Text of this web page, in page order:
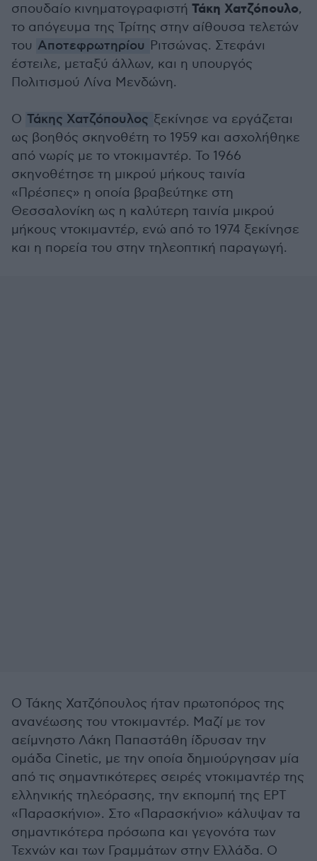
σπουδαίο κινηματογραφιστή Τάκη Χατζόπουλο,
το απόγευμα της Τρίτης στην αίθουσα τελετών
του Αποτεφρωτηρίου Ριτσώνας. Στεφάνι
έστειλε, μεταξύ άλλων, και η υπουργός
Πολιτισμού Λίνα Μενδώνη.
Ο Τάκης Χατζόπουλος ξεκίνησε να εργάζεται
ως βοηθός σκηνοθέτη το 1959 και ασχολήθηκε
από νωρίς με το ντοκιμαντέρ. Το 1966
σκηνοθέτησε τη μικρού μήκους ταινία
«Πρέσπες» η οποία βραβεύτηκε στη
Θεσσαλονίκη ως η καλύτερη ταινία μικρού
μήκους ντοκιμαντέρ, ενώ από το 1974 ξεκίνησε
και η πορεία του στην τηλεοπτική παραγωγή.
Ο Τάκης Χατζόπουλος ήταν πρωτοπόρος της
ανανέωσης του ντοκιμαντέρ. Μαζί με τον
αείμνηστο Λάκη Παπαστάθη ίδρυσαν την
ομάδα Cinetic, με την οποία δημιούργησαν μία
από τις σημαντικότερες σειρές ντοκιμαντέρ της
ελληνικής τηλεόρασης, την εκπομπή της ΕΡΤ
«Παρασκήνιο». Στο «Παρασκήνιο» κάλυψαν τα
σημαντικότερα πρόσωπα και γεγονότα των
Τεχνών και των Γραμμάτων στην Ελλάδα. Ο